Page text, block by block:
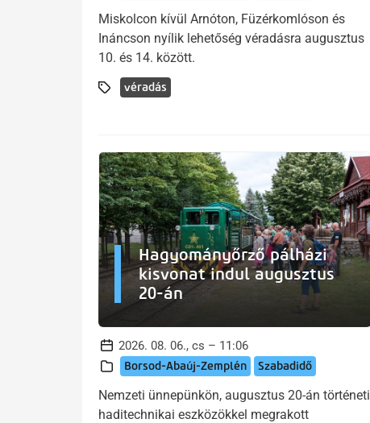
Miskolcon kívül Arnóton, Füzérkomlóson és
Ináncson nyílik lehetőség véradásra augusztus
10. és 14. között.
véradás
Hagyományőrző pálházi
kisvonat indul augusztus
20-án
2026. 08. 06., cs – 11:06
Borsod-Abaúj-Zemplén Szabadidő
Nemzeti ünnepünkön, augusztus 20-án történeti
haditechnikai eszközökkel megrakott